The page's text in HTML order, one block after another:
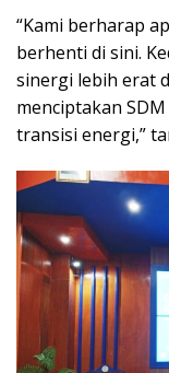
“Kami berharap
berhenti di sini.
sinergi lebih erat
menciptakan
transisi energi,”